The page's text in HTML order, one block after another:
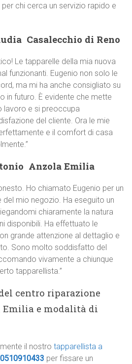
chi cerca un servizio rapido e
 Casalecchio di Reno
Le tapparelle della mia nuova
funzionanti. Eugenio non solo le
ma mi ha anche consigliato su
in futuro. È evidente che mette
lavoro e si preoccupa
del cliente. Ora le mie
e il comfort di casa
 Anzola Emilia
Ho chiamato Eugenio per un
mio negozio. Ha eseguito un
chiaramente la natura
disponibili. Ha effettuato le
grande attenzione al dettaglio e
Sono molto soddisfatto del
vivamente a chiunque
tapparellista.”
centro riparazione
Emilia e modalità di
il nostrotapparellista a
0510910433 per fissare un